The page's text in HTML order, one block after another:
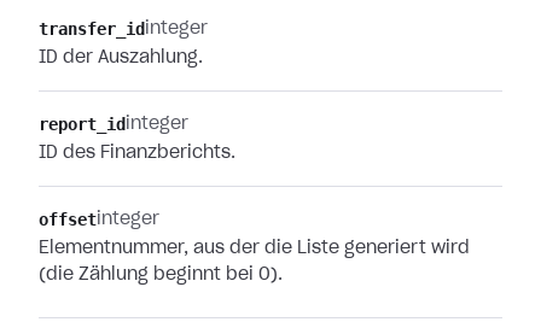
transfer_id integer
ID der Auszahlung.
report_id integer
ID des Finanzberichts.
offset integer
Elementnummer, aus der die Liste generiert wird
(die Zählung beginnt bei 0).